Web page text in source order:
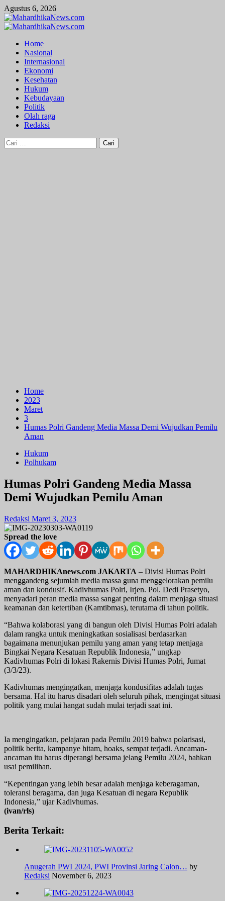
Skip
to
content
Agustus 6, 2026
Primary
Home
Nasional
Internasional
Ekonomi
Kesehatan
Hukum
Kebudayaan
Politik
Olah raga
Redaksi
Cari
untuk:
Home
2023
Maret
3
Humas Polri Gandeng Media Massa Demi Wujudkan Pemilu
Aman
Hukum
Polhukam
Humas Polri Gandeng Media Massa
Demi Wujudkan Pemilu Aman
Redaksi Maret 3, 2023
Spread the love
MAHARDHIKAnews.com JAKARTA – Divisi Humas Polri
menggandeng sejumlah media massa guna menggelorakan pemilu
aman dan kondusif. Kadivhumas Polri, Irjen. Pol. Dedi Prasetyo,
menyadari peran media massa sangat penting dalam menjaga situasi
keamanan dan ketertiban (Kamtibmas), terutama di tahun politik.
“Bahwa kolaborasi yang di bangun oleh Divisi Humas Polri adalah
dalam rangka untuk meningkatkan sosialisasi berdasarkan
bagaimana menunjukan pemilu yang aman yang tetap menjaga
Bingkai Negara Kesatuan Republik Indonesia,” ungkap
Kadivhumas Polri di lokasi Rakernis Divisi Humas Polri, Jumat
(3/3/23).
Kadivhumas mengingatkan, menjaga kondusifitas adalah tugas
bersama. Hal itu harus disadari oleh seluruh pihak, mengingat situasi
politik yang mulai hangat sudah mulai terjadi saat ini.
Ia mengingatkan, pelajaran pada Pemilu 2019 bahwa polarisasi,
politik berita, kampanye hitam, hoaks, sempat terjadi. Ancaman-
ancaman itu harus diperangi bersama jelang Pemilu 2024, bahkan
usai pemilihan.
“Kepentingan yang lebih besar adalah menjaga keberagaman,
toleransi beragama, dan juga Kesatuan di negara Republik
Indonesia,” ujar Kadivhumas.
(ivan/rls)
Berita Terkait:
Anugerah PWI 2024, PWI Provinsi Jaring Calon… by
Redaksi November 6, 2023